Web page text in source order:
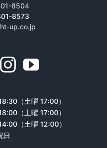
8504
8573
up.co.jp
（土曜 17:00）
（土曜 17:00）
（土曜 12:00）
日